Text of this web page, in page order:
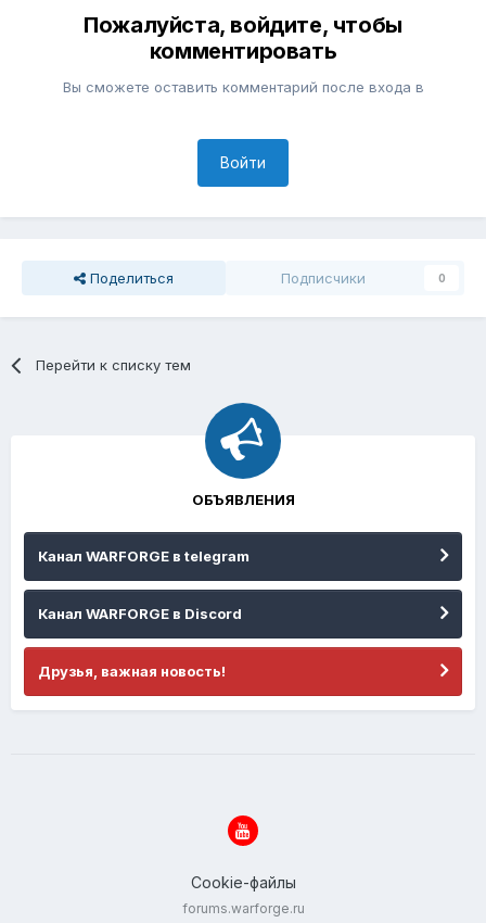
Пожалуйста, войдите, чтобы
комментировать
Вы сможете оставить комментарий после входа в
Войти
Поделиться Подписчики 0
Перейти к списку тем
ОБЪЯВЛЕНИЯ
Канал WARFORGE в telegram
Канал WARFORGE в Discord
Друзья, важная новость!
Cookie-файлы
forums.warforge.ru